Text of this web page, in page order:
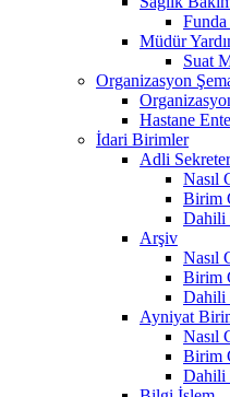
Müdür
Suat
Organizasyon
Hastane
İdari Birimler
Adli
Nasıl
Birim
Dahili
Arşiv
Nasıl
Birim
Dahili
Ayniyat
Nasıl
Birim
Dahili